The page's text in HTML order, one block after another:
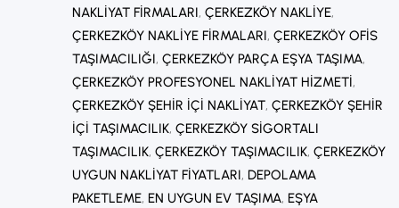
NAKLIYAT FIRMALARI, ÇERKEZKÖY NAKLIYE
ÇERKEZKÖY NAKLIYE FIRMALARI, ÇERKEZKÖY OFIS
TAŞIMACILIĞI, ÇERKEZKÖY PARÇA EŞYA TAŞIMA
ÇERKEZKÖY PROFESYONEL NAKLIYAT HIZMETI
ÇERKEZKÖY ŞEHIR IÇI NAKLIYAT, ÇERKEZKÖY ŞEHIR
IÇI TAŞIMACILIK, ÇERKEZKÖY SIGORTALI
TAŞIMACILIK, ÇERKEZKÖY TAŞIMACILIK, ÇERKEZKÖY
UYGUN NAKLIYAT FIYATLARI, DEPOLAMA
PAKETLEME, EN UYGUN EV TAŞIMA, EŞYA